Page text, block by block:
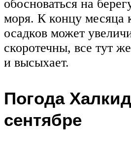
обосноваться на
моря. К концу месяца
осадков может
скоротечны, все тут
и высыхает.
Погода
сентябре